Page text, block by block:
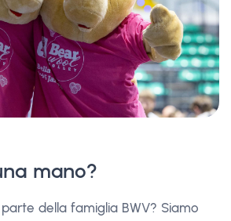
mano?
della famiglia BWV? Siamo